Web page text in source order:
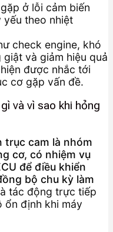
ở lỗi cảm biến
yếu theo nhiệt
check engine, khó
và giảm hiệu quả
được nhắc tới
cơ gặp vấn đề.
và vì sao khi hỏng
trục cam là nhóm
cơ, có nhiệm vụ
để điều khiển
bộ chu kỳ làm
tác động trực tiếp
ổn định khi máy